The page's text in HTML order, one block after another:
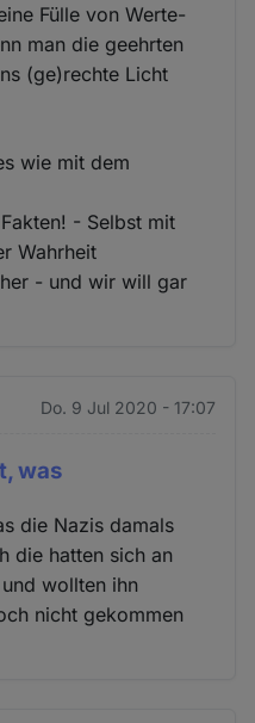
Fülle von Werte-
man die geehrten
(ge)rechte Licht
wie mit dem
- Selbst mit
Wahrheit
- und wir will gar
Do. 9 Jul 2020 - 17:07
was
die Nazis damals
die hatten sich an
wollten ihn
nicht gekommen